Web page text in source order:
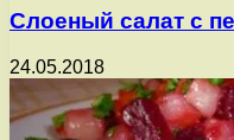
Слоеный салат с
24.05.2018